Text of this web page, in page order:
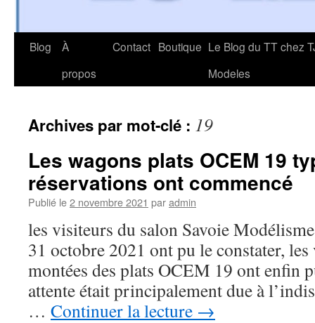
Aller
Blog
À
propos
Contact Boutique Le Blog du TT chez
Modeles
Archives par mot-clé : 19
Les wagons plats OCEM 19
réservations ont commencé
Publié le2 novembre 2021 paradmin
les visiteurs du salon Savoie
31 octobre 2021 ont pu le constater,
montées des plats OCEM 19 ont enfin
attente était principalement due à
… Continuer la lecture →